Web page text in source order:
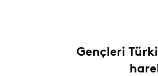
Gençleri